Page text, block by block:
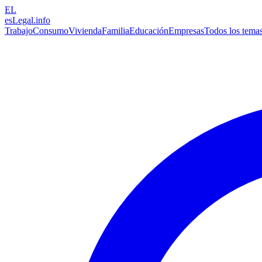
EL
esLegal.info
TrabajoConsumoViviendaFamiliaEducaciónEmpresasTodos los